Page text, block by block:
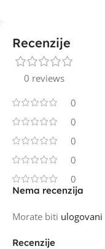
Recenzije
0 reviews
0
0
0
0
0
Recenzije
Nema recenzija
Morate biti ulogovani